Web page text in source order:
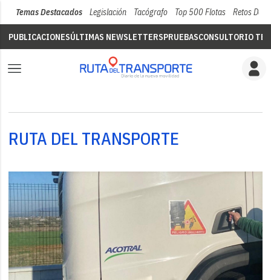
Temas Destacados Legislación Tacógrafo Top 500 Flotas Retos Del
PUBLICACIONESÚLTIMAS NEWSLETTERSPRUEBASCONSULTORIO
RUTA DEL TRANSPORTE